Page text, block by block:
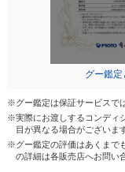
グー鑑定
※グー鑑定は保証サービスで
※実際にお渡しするコンディ
目が異なる場合がございま
※グー鑑定の評価はあくまで
の詳細は各販売店へお問い